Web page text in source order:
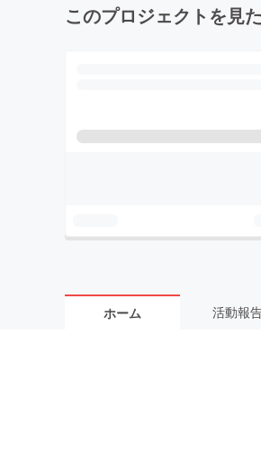
このプロジェクトを見
ホーム 活動報